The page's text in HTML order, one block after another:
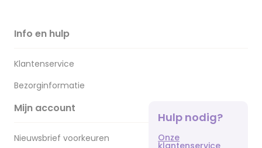
Info en hulp
Klantenservice
Bezorginformatie
Mijn account
Nieuwsbrief voorkeuren
Hulp nodig?
Onze
klantenservice